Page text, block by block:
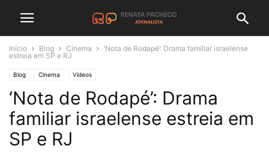
Início Blog Cinema
‘Nota de Rodapé’: Drama familiar israelense
estreia em SP e RJ
Blog Cinema Vídeos
‘Nota de Rodapé’: Drama
familiar israelense estreia em
SP e RJ